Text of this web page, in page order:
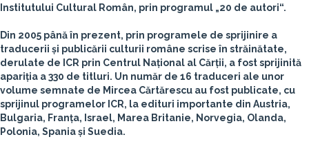
Institutului Cultural Român, prin programul „20 de autori“.
Din 2005 până în prezent, prin programele de sprijinire a
traducerii și publicării culturii române scrise în străinătate,
derulate de ICR prin Centrul Național al Cărții, a fost sprijinită
apariția a 330 de titluri. Un număr de 16 traduceri ale unor
volume semnate de Mircea Cărtărescu au fost publicate, cu
sprijinul programelor ICR, la edituri importante din Austria,
Bulgaria, Franța, Israel, Marea Britanie, Norvegia, Olanda,
Polonia, Spania și Suedia.